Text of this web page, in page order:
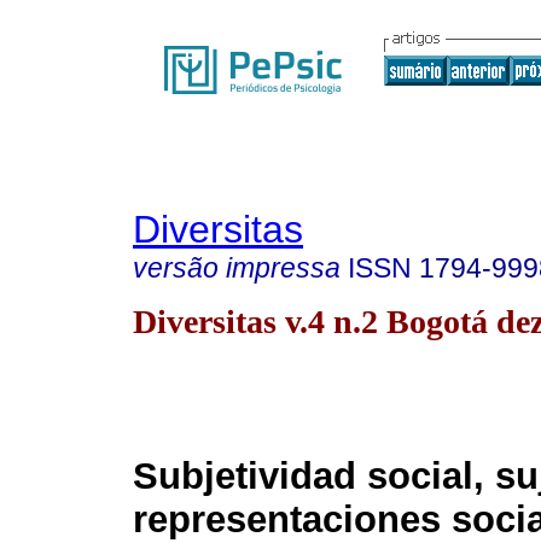
Diversitas
versão impressa ISSN 1794-
Diversitas v.4 n.2 Bogotá
Subjetividad social,
representaciones